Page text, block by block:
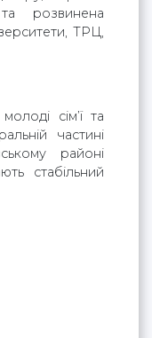
розвинена
ТРЦ,
сім’ї та
частині
районі
стабільний